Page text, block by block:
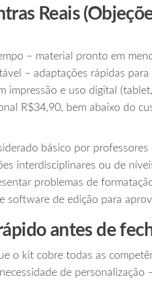
Reais
– material pronto em
– adaptações rápidas
impressão e uso digital
R$34,90, bem abaixo do
básico por professores
interdisciplinares ou de
problemas de
software de edição para
antes de
o kit cobre todas as
de personalização